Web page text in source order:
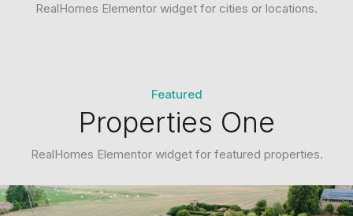
RealHomes Elementor widget for cities or locations.
Featured
Properties One
RealHomes Elementor widget for featured properties.